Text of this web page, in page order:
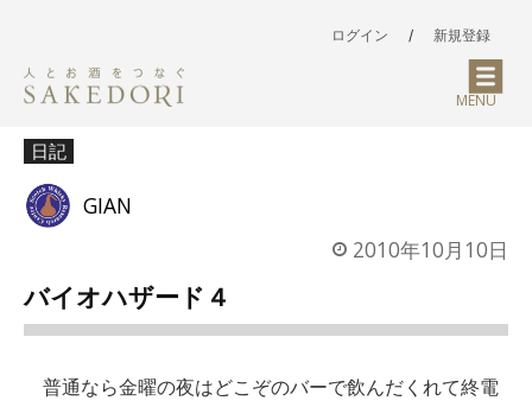
ログイン / 新規登録
MENU
日記
GIAN
2010年10月10日
バイオハザード４
普通なら金曜の夜はどこぞのバーで飲んだくれて終電